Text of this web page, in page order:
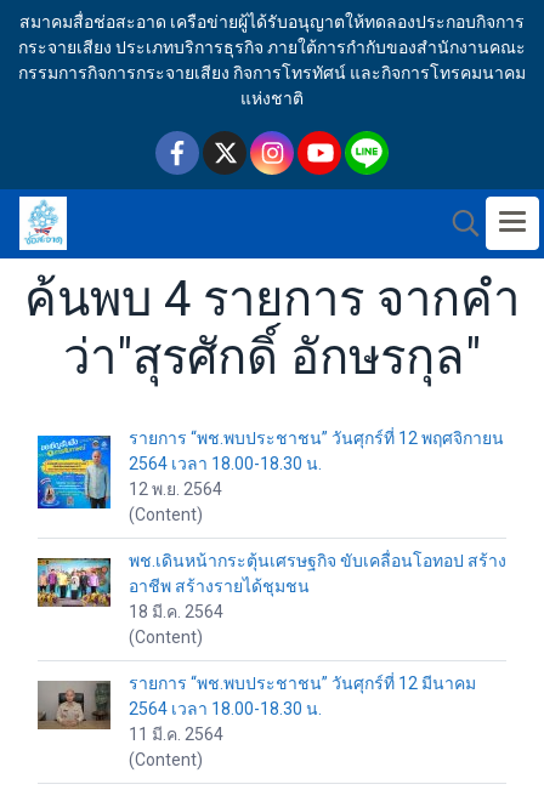
สมาคมสื่อช่อสะอาด เครือข่ายผู้ได้รับอนุญาตให้ทดลองประกอบกิจการ
กระจายเสียง ประเภทบริการธุรกิจ ภายใต้การกำกับของสำนักงานคณะ
กรรมการกิจการกระจายเสียง กิจการโทรทัศน์ และกิจการโทรคมนาคม
แห่งชาติ
ค้นพบ 4 รายการ จากคำ
ว่า"สุรศักดิ์ อักษรกุล"
รายการ “พช.พบประชาชน” วันศุกร์ที่ 12 พฤศจิกายน
2564 เวลา 18.00-18.30 น.
12 พ.ย. 2564
(Content)
พช.เดินหน้ากระตุ้นเศรษฐกิจ ขับเคลื่อนโอทอป สร้าง
อาชีพ สร้างรายได้ชุมชน
18 มี.ค. 2564
(Content)
รายการ “พช.พบประชาชน” วันศุกร์ที่ 12 มีนาคม
2564 เวลา 18.00-18.30 น.
11 มี.ค. 2564
(Content)